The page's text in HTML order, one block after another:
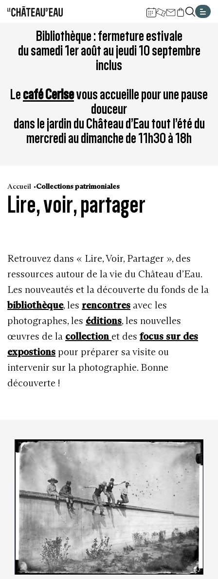
Aller
contenu
Aller
à
la
navigation
à
la
recherche
Aller
au
pied
plan
Bibliothèque : fermeture estivale
du samedi 1er août au jeudi 10 septembre
inclus
Lecafé Cerisevous accueille pour une pause
douceur
dans le jardin du Château d’Eau tout l’été du
mercredi au dimanche de 11h30 à 18h
Accueil Collections patrimoniales
Lire, voir, partager
Retrouvez dans « Lire, Voir, Partager », des
ressources autour de la vie du Château d’Eau.
Les nouveautés et la découverte du fonds de la
bibliothèque, les rencontres avec les
photographes, les éditions, les nouvelles
œuvres de la collection et des focus sur des
expostions pour préparer sa visite ou
intervenir sur la photographie. Bonne
découverte !